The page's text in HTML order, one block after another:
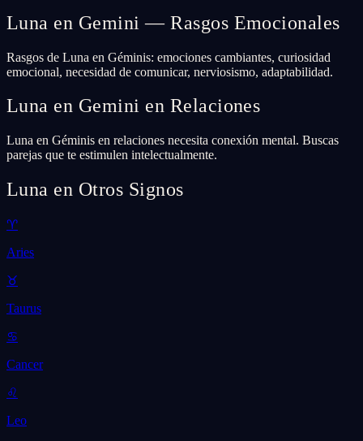
Luna en Gemini — Rasgos Emocionales
Rasgos de Luna en Géminis: emociones cambiantes, curiosidad
emocional, necesidad de comunicar, nerviosismo, adaptabilidad.
Luna en Gemini en Relaciones
Luna en Géminis en relaciones necesita conexión mental. Buscas
parejas que te estimulen intelectualmente.
Luna en Otros Signos
♈
Aries
♉
Taurus
♋
Cancer
♌
Leo